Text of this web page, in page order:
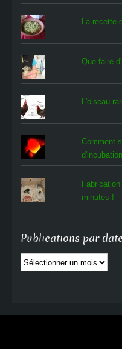
La recette
Que faire
L'oiseau
Comment
minutes !
Publications par date
Publications
par